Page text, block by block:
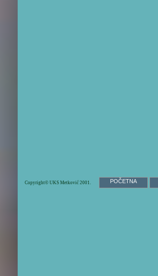
Copyright© UKS Metković 2001. POČETNA